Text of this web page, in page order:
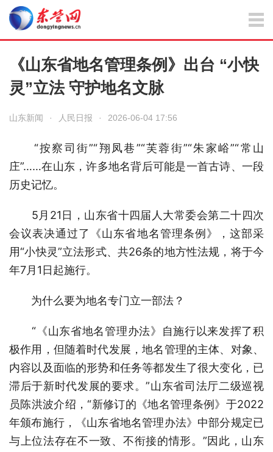
《山东省地名管理条例》出台 “小快
灵”立法 守护地名文脉
山东新闻 · 人民日报 · 2026-06-04 17:56
“按察司街”“翔凤巷”“芙蓉街”“朱家峪”“常山
庄”……在山东，许多地名背后可能是一首古诗、一段
历史记忆。
5月21日，山东省十四届人大常委会第二十四次
会议表决通过了《山东省地名管理条例》，这部采
用“小快灵”立法形式、共26条的地方性法规，将于今
年7月1日起施行。
为什么要为地名专门立一部法？
“《山东省地名管理办法》自施行以来发挥了积
极作用，但随着时代发展，地名管理的主体、对象、
内容以及面临的形势和任务等都发生了很大变化，已
滞后于新时代发展的要求。”山东省司法厅二级巡视
员陈洪波介绍，“新修订的《地名管理条例》于2022
年颁布施行，《山东省地名管理办法》中部分规定已
与上位法存在不一致、不衔接的情形。”因此，山东